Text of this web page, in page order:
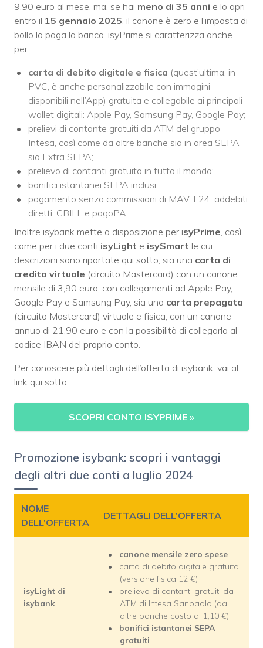
9,90 euro al mese, ma, se hai meno di 35 anni e lo apri
entro il 15 gennaio 2025, il canone è zero e l’imposta di
bollo la paga la banca. isyPrime si caratterizza anche
per:
carta di debito digitale e fisica (quest’ultima, in
PVC, è anche personalizzabile con immagini
disponibili nell’App) gratuita e collegabile ai principali
wallet digitali: Apple Pay, Samsung Pay, Google Pay;
prelievi di contante gratuiti da ATM del gruppo
Intesa, così come da altre banche sia in area SEPA
sia Extra SEPA;
prelievo di contanti gratuito in tutto il mondo;
bonifici istantanei SEPA inclusi;
pagamento senza commissioni di MAV, F24, addebiti
diretti, CBILL e pagoPA.
Inoltre isybank mette a disposizione per isyPrime, così
come per i due conti isyLight e isySmart le cui
descrizioni sono riportate qui sotto, sia una carta di
credito virtuale (circuito Mastercard) con un canone
mensile di 3,90 euro, con collegamenti ad Apple Pay,
Google Pay e Samsung Pay, sia una carta prepagata
(circuito Mastercard) virtuale e fisica, con un canone
annuo di 21,90 euro e con la possibilità di collegarla al
codice IBAN del proprio conto.
Per conoscere più dettagli dell’offerta di isybank, vai al
link qui sotto:
SCOPRI CONTO ISYPRIME »
Promozione isybank: scopri i vantaggi
degli altri due conti a luglio 2024
NOME
DELL’OFFERTA
DETTAGLI DELL’OFFERTA
isyLight di
isybank
canone mensile zero spese
carta di debito digitale gratuita
(versione fisica 12 €)
prelievo di contanti gratuiti da
ATM di Intesa Sanpaolo (da
altre banche costo di 1,10 €)
bonifici istantanei SEPA
gratuiti